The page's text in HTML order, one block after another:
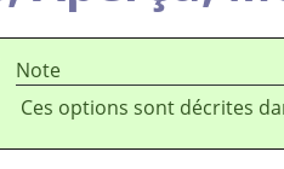
Note
Ces options sont décrites